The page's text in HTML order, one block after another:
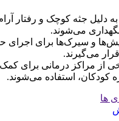
به دلیل جثه کوچک و رفتار
می‌شوند.
و سیرک‌ها برای اجرای
می‌گیرند.
از مراکز درمانی برای کمک
کودکان، استفاده می‌شوند.
ها